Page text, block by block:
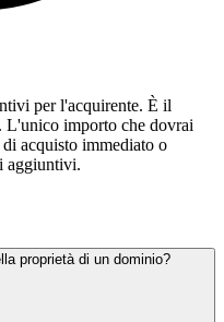
per l'acquirente. È il
L'unico importo che dovrai
acquisto immediato o
aggiuntivi.
proprietà di un dominio?